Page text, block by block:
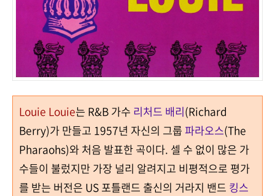
Louie Louie는 R&B가수 리처드 배리(Richard
Berry)가 만들고 1957년 자신의 그룹파라오스(The
Pharaohs)와 처음 발표한 곡이다. 셀 수 없이 많은 가
수들이 불렀지만 가장 널리 알려지고 비평적으로 평가
를 받는 버전은 US 포틀랜드 출신의 거라지 밴드 킹스